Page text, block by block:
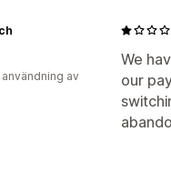
We
our
av